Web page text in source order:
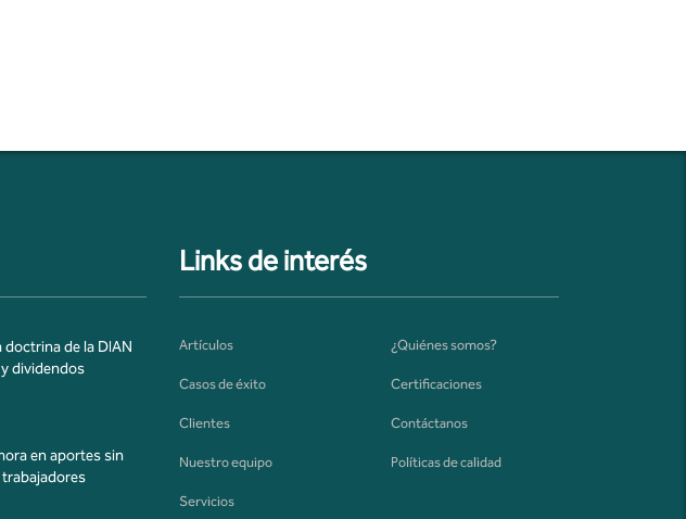
de la DIAN
dividendos
en aportes sin
Links de interés
Artículos ¿Quiénes somos?
Casos de éxito Certificaciones
Clientes Contáctanos
Nuestro equipo Políticas de calidad
Servicios